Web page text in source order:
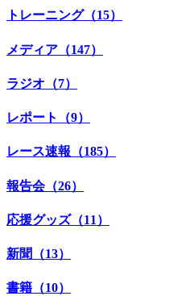
トレーニング（15）
メディア（147）
ラジオ（7）
レポート（9）
レース速報（185）
報告会（26）
応援グッズ（11）
新聞（13）
書籍（10）